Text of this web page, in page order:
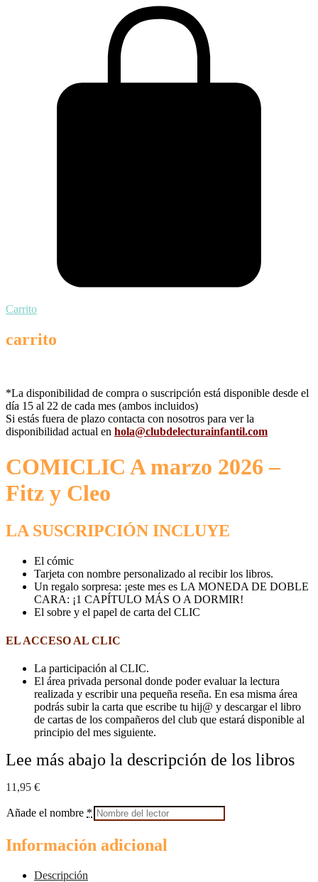
Carrito
carrito
*La disponibilidad de compra o suscripción está disponible desde el
día 15 al 22 de cada mes (ambos incluidos)
Si estás fuera de plazo contacta con nosotros para ver la
disponibilidad actual en hola@clubdelecturainfantil.com
COMICLIC A marzo 2026 –
Fitz y Cleo
LA SUSCRIPCIÓN INCLUYE
El cómic
Tarjeta con nombre personalizado al recibir los libros.
Un regalo sorpresa: ¡este mes es LA MONEDA DE DOBLE
CARA: ¡1 CAPÍTULO MÁS O A DORMIR!
El sobre y el papel de carta del CLIC
EL ACCESO AL CLIC
La participación al CLIC.
El área privada personal donde poder evaluar la lectura
realizada y escribir una pequeña reseña. En esa misma área
podrás subir la carta que escribe tu hij@ y descargar el libro
de cartas de los compañeros del club que estará disponible al
principio del mes siguiente.
Lee más abajo la descripción de los libros
11,95 €
Añade el nombre *
Información adicional
Descripción